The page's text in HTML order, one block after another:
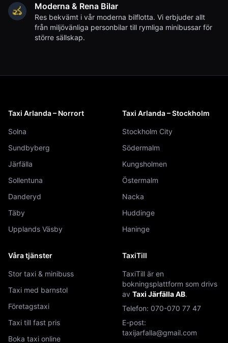
Moderna & Rena Bilar
Res bekvämt i vår moderna bilflotta. Vi erbjuder allt
från miljövänliga personbilar till rymliga minibussar för
större sällskap.
Taxi Arlanda – Norrort
Solna
Sundbyberg
Järfälla
Sollentuna
Danderyd
Täby
Upplands Väsby
Taxi Arlanda – Stockholm
Stockholm City
Södermalm
Kungsholmen
Östermalm
Nacka
Huddinge
Haninge
Våra tjänster
Stor taxi & minibuss
Taxi med barnstol
Företagstaxi
Taxi till fast pris
Boka taxi online
TaxiTill
TaxiTill är en
bokningsplattform som drivs
av Taxi Järfälla AB.
Telefon: 070-070 77 47
E-post:
taxijarfalla@gmail.com